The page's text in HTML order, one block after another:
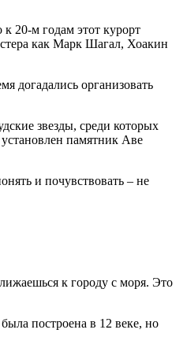
20-м годам этот курорт
как Марк Шагал, Хоакин
догадались организовать
звезды, среди которых
памятник Аве
и почувствовать – не
к городу с моря. Это
построена в 12 веке, но